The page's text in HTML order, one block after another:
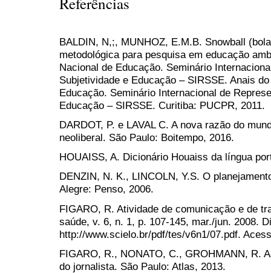
BALDIN, N,;, MUNHOZ, E.M.B. Snowball
metodológica para pesquisa em educação
Nacional de Educação. Seminário
Subjetividade e Educação – SIRSSE. Anais
Educação. Seminário Internacional de
Educação – SIRSSE. Curitiba: PUCPR, 2011.
DARDOT, P. e LAVAL C. A nova razão do
neoliberal. São Paulo: Boitempo, 2016.
HOUAISS, A. Dicionário Houaiss da língua
DENZIN, N. K., LINCOLN, Y.S. O
Alegre: Penso, 2006.
FIGARO, R. Atividade de comunicação e de
saúde, v. 6, n. 1, p. 107-145, mar./jun. 2008.
http://www.scielo.br/pdf/tes/v6n1/07.pdf.
FIGARO, R., NONATO, C., GROHMANN, R.
do jornalista. São Paulo: Atlas, 2013.